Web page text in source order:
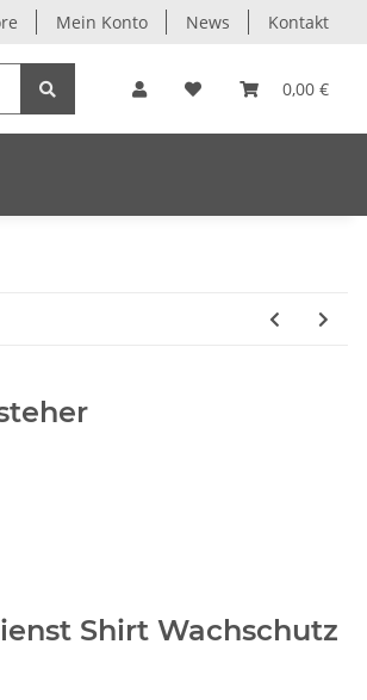
Mein Konto News Kontakt
0,00 €
Shirt Wachschutz